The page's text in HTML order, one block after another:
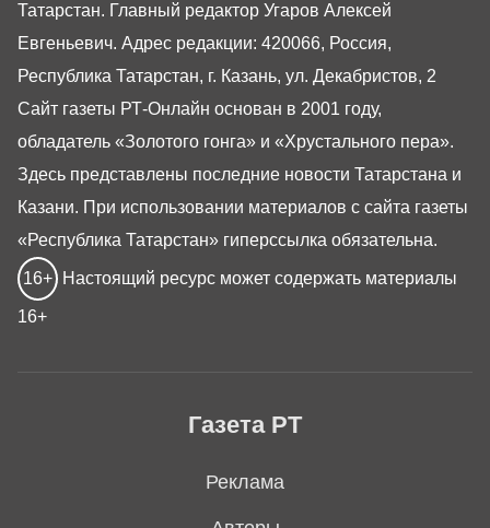
Газета РТ
Реклама
Татарстан. Главный редактор Угаров Алексей
Евгеньевич. Адрес редакции: 420066, Россия,
Республика Татарстан, г. Казань, ул. Декабристов, 2
Сайт газеты РТ-Онлайн основан в 2001 году,
обладатель «Золотого гонга» и «Хрустального пера».
Здесь представлены последние новости Татарстана и
Казани. При использовании материалов с сайта газеты
«Республика Татарстан» гиперссылка обязательна.
16+ Настоящий ресурс может содержать материалы
16+